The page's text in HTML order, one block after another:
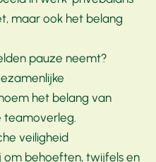
maar ook het belang
pauze neemt?
het belang van
teamoverleg.
veiligheid
om behoeften, twijfels en